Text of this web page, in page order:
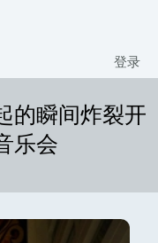
登录
的瞬间炸裂开
乐会